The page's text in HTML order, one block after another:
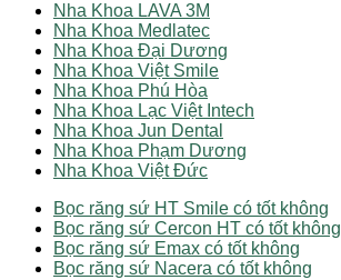
Nha Khoa LAVA 3M
Nha Khoa Medlatec
Nha Khoa Đại Dương
Nha Khoa Việt Smile
Nha Khoa Phú Hòa
Nha Khoa Lạc Việt Intech
Nha Khoa Jun Dental
Nha Khoa Phạm Dương
Nha Khoa Việt Đức
Bọc răng sứ HT Smile có tốt không
Bọc răng sứ Cercon HT có tốt không
Bọc răng sứ Emax có tốt không
Bọc răng sứ Nacera có tốt không